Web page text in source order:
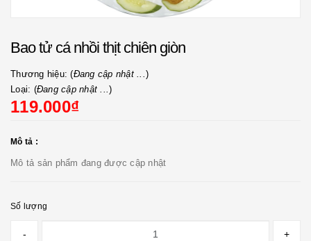
Bao tử cá nhồi thịt chiên giòn
Thương hiệu: (Đang cập nhật ...)
Loại: (Đang cập nhật ...)
119.000₫
Mô tả :
Mô tả sản phẩm đang được cập nhật
Số lượng
- +